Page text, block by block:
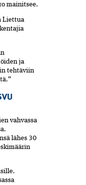
mainitsee.
Liettua
ja
tehtäviin
vahvassa
lähes 30